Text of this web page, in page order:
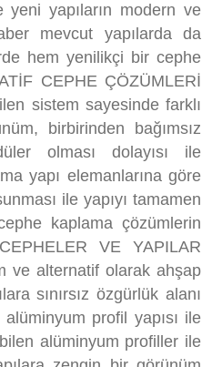
yapıların modern ve
mevcut yapılarda da
hem yenilikçi bir cephe
CEPHE ÇÖZÜMLERİ
sistem sayesinde farklı
birbirinden bağımsız
olması dolayısı ile
yapı elemanlarına göre
ile yapıyı tamamen
kaplama çözümlerin
VE YAPILAR
ve alternatif olarak ahşap
sınırsız özgürlük alanı
profil yapısı ile
alüminyum profiller ile